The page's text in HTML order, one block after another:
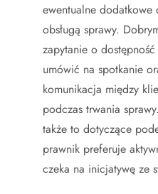
ewentualne dodatkowe
obsługą sprawy.
zapytanie o
umówić na spotkanie
komunikacja między
podczas trwania
także to dotyczące
prawnik preferuje
czeka na inicjatywę ze